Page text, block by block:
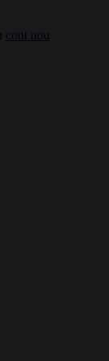
cont nou